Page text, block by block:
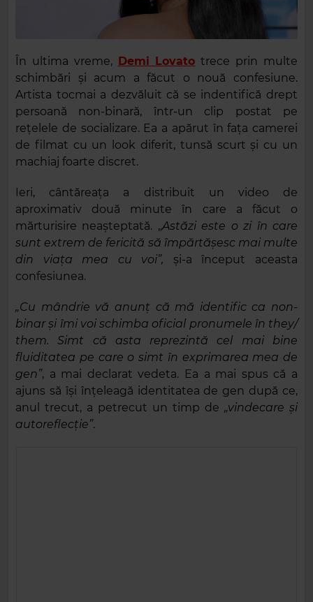
În ultima vreme, Demi Lovato trece prin multe
schimbări și acum a făcut o nouă confesiune.
Artista tocmai a dezvăluit că se indentifică drept
persoană non-binară, într-un clip postat pe
rețelele de socializare. Ea a apărut în fața camerei
de filmat cu un look diferit, tunsă scurt și cu un
machiaj foarte discret.
Ieri, cântăreaţa a distribuit un video de
aproximativ două minute în care a făcut o
mărturisire neașteptată. „Astăzi este o zi în care
sunt extrem de fericită să împărtăşesc mai multe
din viaţa mea cu voi”, și-a început aceasta
confesiunea.
„Cu mândrie vă anunț că mă identific ca non-
binar şi îmi voi schimba oficial pronumele în they/
them. Simt că asta reprezintă cel mai bine
fluiditatea pe care o simt în exprimarea mea de
gen”, a mai declarat vedeta. Ea a mai spus că a
ajuns să îşi înţeleagă identitatea de gen după ce,
anul trecut, a petrecut un timp de „vindecare şi
autoreflecţie”.